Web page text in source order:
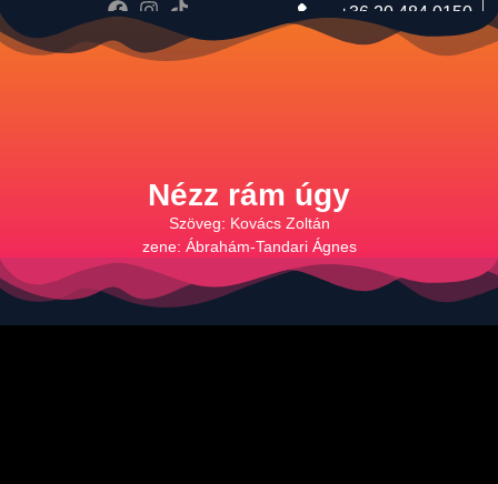
+36 20 484 0150
music@tandariagi.hu
Nézz rám úgy
Szöveg: Kovács Zoltán
zene: Ábrahám-Tandari Ágnes